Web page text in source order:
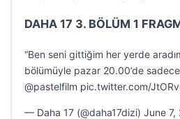
DAHA 17 3. BÖLÜM 1
“Ben seni gittiğim her yerde
bölümüyle pazar 20.00’de
@pastelfilm pic.twitter.com/
— Daha 17 (@daha17dizi) June 7,